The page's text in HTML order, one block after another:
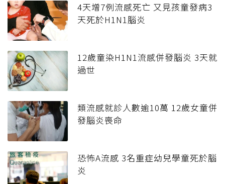
4天增7例流感死亡 又見孩童發病3
天死於H1N1腦炎
12歲童染H1N1流感併發腦炎 3天就
過世
類流感就診人數逾10萬 12歲女童併
發腦炎喪命
恐怖A流感 3名重症幼兒學童死於腦
炎